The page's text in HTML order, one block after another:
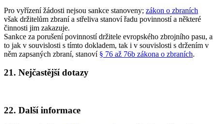
Pro vyřízení žádosti nejsou sankce stanoveny; zákon o zbraních
však držitelům zbraní a střeliva stanoví řadu povinností a některé
činnosti jim zakazuje.
Sankce za porušení povinností držitele evropského zbrojního pasu, a
to jak v souvislosti s tímto dokladem, tak i v souvislosti s držením v
něm zapsaných zbraní, stanoví § 76 až 76b zákona o zbraních.
21. Nejčastější dotazy
22. Další informace